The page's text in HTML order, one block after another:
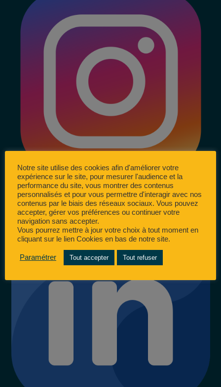
Notre site utilise des cookies afin d'améliorer votre
expérience sur le site, pour mesurer l'audience et la
performance du site, vous montrer des contenus
personnalisés et pour vous permettre d'interagir avec nos
contenus par le biais des réseaux sociaux. Vous pouvez
accepter, gérer vos préférences ou continuer votre
navigation sans accepter.
Vous pourrez mettre à jour votre choix à tout moment en
cliquant sur le lien Cookies en bas de notre site.
Paramétrer Tout accepter Tout refuser